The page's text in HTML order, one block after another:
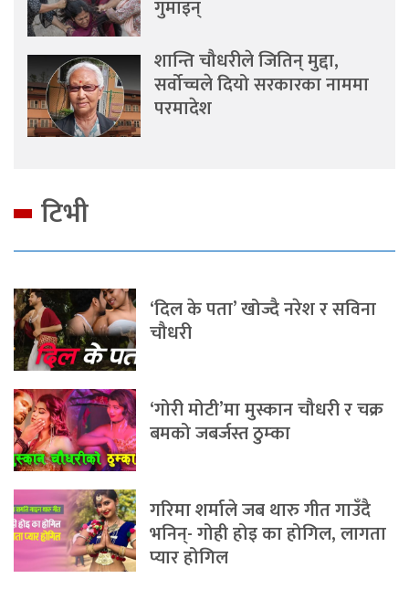
गुमाइन्
शान्ति चौधरीले जितिन् मुद्दा,
सर्वोच्चले दियो सरकारका नाममा
परमादेश
टिभी
‘दिल के पता’ खोज्दै नरेश र सविना
चौधरी
‘गोरी मोटी’मा मुस्कान चौधरी र चक्र
बमको जबर्जस्त ठुम्का
गरिमा शर्माले जब थारु गीत गाउँदै
भनिन्- गोही होइ का होगिल, लागता
प्यार होगिल